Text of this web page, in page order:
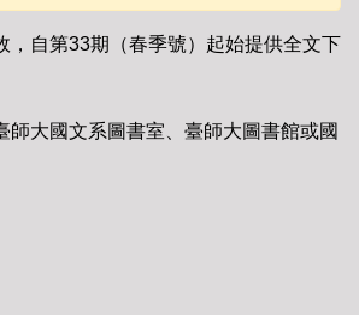
，自第33期（春季號）起始提供全文下
師大國文系圖書室、臺師大圖書館或國